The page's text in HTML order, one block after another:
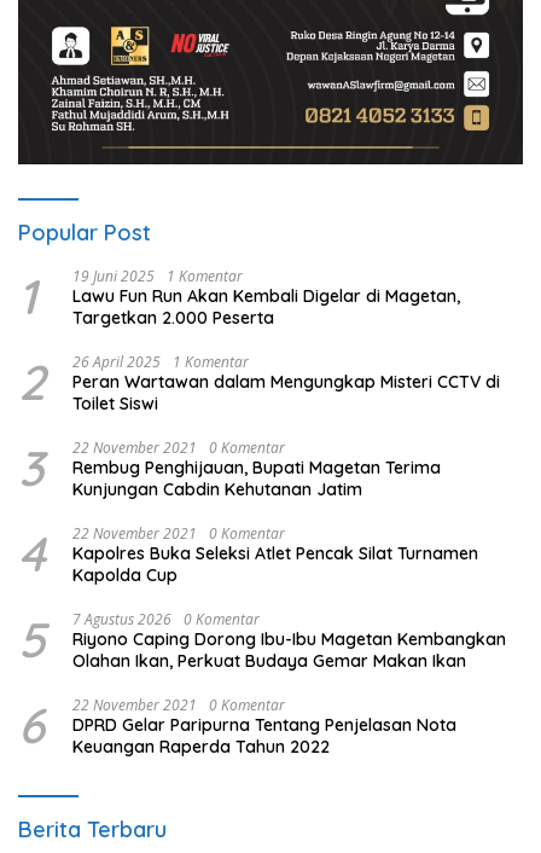
Popular Post
1 19 Juni 2025 1 Komentar
Lawu Fun Run Akan Kembali Digelar di Magetan,
Targetkan 2.000 Peserta
2 26 April 2025 1 Komentar
Peran Wartawan dalam Mengungkap Misteri CCTV di
Toilet Siswi
3 22 November 2021 0 Komentar
Rembug Penghijauan, Bupati Magetan Terima
Kunjungan Cabdin Kehutanan Jatim
4 22 November 2021 0 Komentar
Kapolres Buka Seleksi Atlet Pencak Silat Turnamen
Kapolda Cup
5 7 Agustus 2026 0 Komentar
Riyono Caping Dorong Ibu-Ibu Magetan Kembangkan
Olahan Ikan, Perkuat Budaya Gemar Makan Ikan
6 22 November 2021 0 Komentar
DPRD Gelar Paripurna Tentang Penjelasan Nota
Keuangan Raperda Tahun 2022
Berita Terbaru